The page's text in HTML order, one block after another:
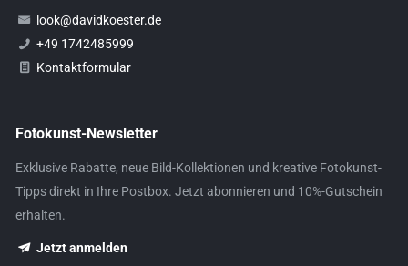
look@davidkoester.de
+49 1742485999
Kontaktformular
Fotokunst-Newsletter
Exklusive Rabatte, neue Bild-Kollektionen und kreative Fotokunst-
Tipps direkt in Ihre Postbox. Jetzt abonnieren und 10%-Gutschein
erhalten.
Jetzt anmelden